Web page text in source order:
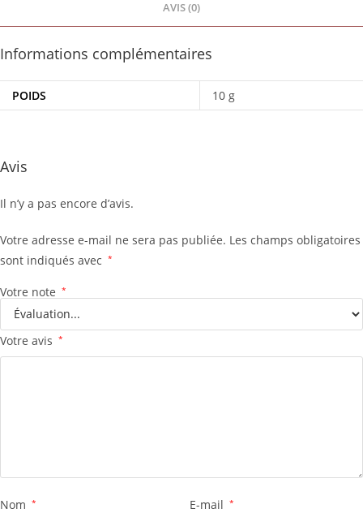
AVIS (0)
Informations complémentaires
POIDS 10 g
Avis
Il n’y a pas encore d’avis.
Votre adresse e-mail ne sera pas publiée. Les champs obligatoires
sont indiqués avec *
Votre note *
Votre avis *
Nom * E-mail *